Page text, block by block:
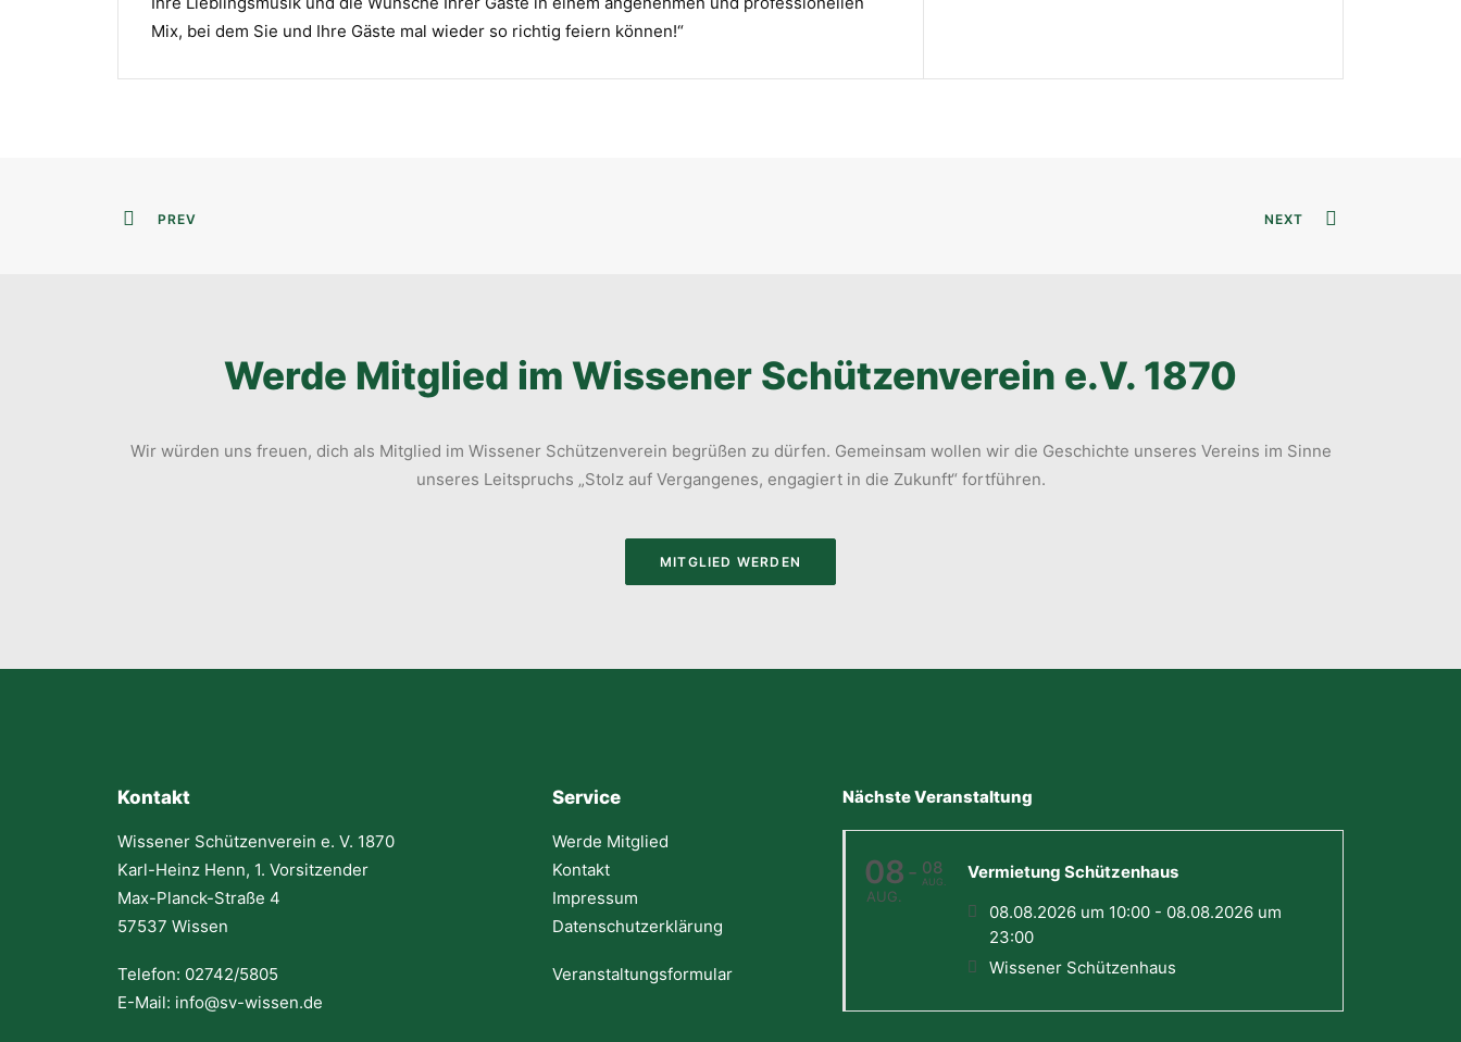
Mix, bei dem Sie und Ihre Gäste mal wieder so richtig feiern können!“
PREV NEXT
Werde Mitglied im Wissener Schützenverein e.V. 1870
Wir würden uns freuen, dich als Mitglied im Wissener Schützenverein begrüßen zu dürfen. Gemeinsam wollen wir die Geschichte unseres Vereins im Sinne
unseres Leitspruchs „Stolz auf Vergangenes, engagiert in die Zukunft“ fortführen.
MITGLIED WERDEN
Kontakt
Wissener Schützenverein e. V. 1870
Karl-Heinz Henn, 1. Vorsitzender
Max-Planck-Straße 4
57537 Wissen
Telefon: 02742/5805
E-Mail: info@sv-wissen.de
Service
Werde Mitglied
Kontakt
Impressum
Datenschutzerklärung
Veranstaltungsformular
Nächste Veranstaltung
08
AUG.
- 08
AUG.
Vermietung Schützenhaus
08.08.2026 um 10:00 - 08.08.2026 um
23:00
Wissener Schützenhaus